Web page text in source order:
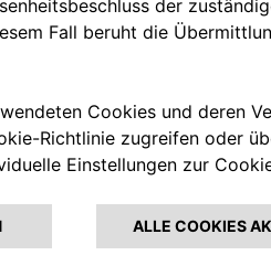
Inline-4, front,
two double body
138 HP @ 6500
220 km/h